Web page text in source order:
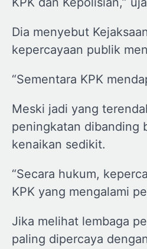
Dia menyebut
kepercayaan publik
“Sementara KPK
Meski jadi yang
peningkatan dibanding
kenaikan sedikit.
“Secara hukum,
KPK yang mengalami
Jika melihat lembaga
paling dipercaya